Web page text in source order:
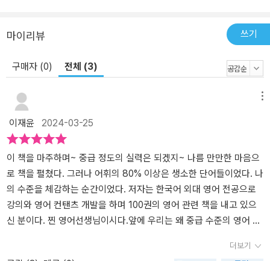
마이리뷰 쓰기
구매자 (0) 전체 (3)
이재윤 2024-03-25
이 책을 마주하며~ 중급 정도의 실력은 되겠지~ 나름 만만한 마음으
로 책을 펼쳤다. 그러나 어휘의 80% 이상은 생소한 단어들이었다. 나
의 수준을 체감하는 순간이었다. ​저자는 한국어 외대 영어 전공으로
강의와 영어 컨탠츠 개발을 하며 100권의 영어 관련 책을 내고 있으
신 분이다. 찐 영어선생님이시다.​앞에 우리는 왜 중급 수준의 영어 실
에 대한 설명이 되어 있는데~ 영어에 대해 가르치며 배우는 자로 많
더보기